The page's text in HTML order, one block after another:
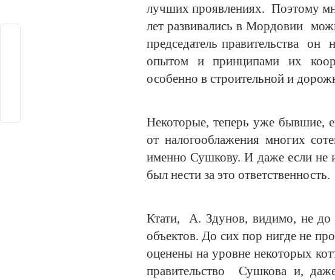
лучших проявлениях. Поэтому
лет развивались в Мордовии
председатель правительства он
опытом и принципами их
особенно в строительной и
Некоторые, теперь уже бывшие,
от налогооблажения многих
именно Сушкову. И даже если не
был нести за это ответственность.
Ктати, А. Здунов, видимо, не до
объектов. До сих пор нигде не
оценены на уровне некоторых
правительство Сушкова и,